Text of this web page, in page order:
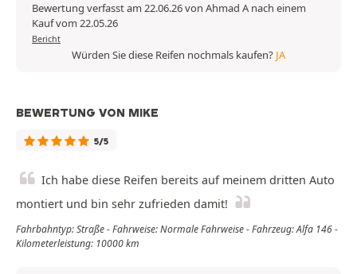
Bewertung verfasst am 22.06.26 von Ahmad A nach einem
Kauf vom 22.05.26
Bericht
Würden Sie diese Reifen nochmals kaufen? JA
BEWERTUNG VON MIKE
5/5
Ich habe diese Reifen bereits auf meinem dritten Auto
montiert und bin sehr zufrieden damit!
Fahrbahntyp: Straße - Fahrweise: Normale Fahrweise - Fahrzeug: Alfa 146 -
Kilometerleistung: 10000 km